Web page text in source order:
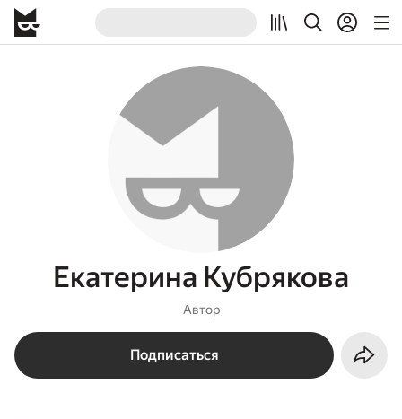
Екатерина Кубрякова
Автор
Подписаться